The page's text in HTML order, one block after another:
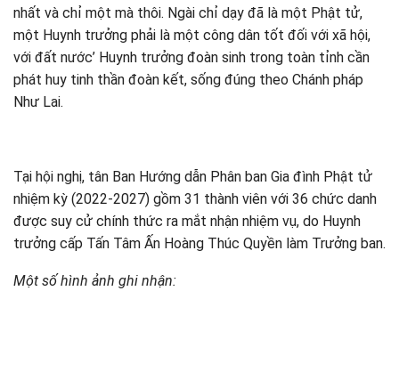
nhất và chỉ một mà thôi. Ngài chỉ dạy đã là một Phật tử,
một Huynh trưởng phải là một công dân tốt đối với xã hội,
với đất nước’ Huynh trưởng đoàn sinh trong toàn tỉnh cần
phát huy tinh thần đoàn kết, sống đúng theo Chánh pháp
Như Lai.
Tại hội nghị, tân Ban Hướng dẫn Phân ban Gia đình Phật tử
nhiệm kỳ (2022-2027) gồm 31 thành viên với 36 chức danh
được suy cử chính thức ra mắt nhận nhiệm vụ, do Huynh
trưởng cấp Tấn Tâm Ấn Hoàng Thúc Quyền làm Trưởng ban.
Một số hình ảnh ghi nhận: